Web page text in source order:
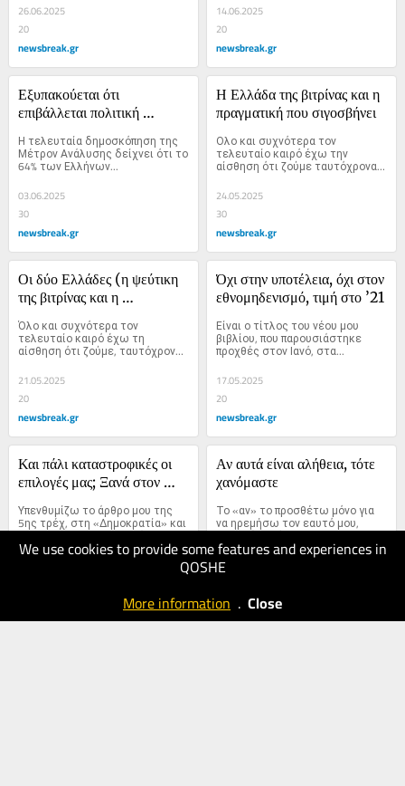
We use cookies to provide some features and experiences in
QOSHE
More information . Close
26.06.2025
20
newsbreak.gr
14.06.2025
20
newsbreak.gr
Εξυπακούεται ότι
επιβάλλεται πολιτική
προϋποθέσεις
Η τελευταία δημοσκόπηση της
Μέτρον Ανάλυσης δείχνει ότι το
64% των Ελλήνων...
03.06.2025
30
newsbreak.gr
Η Ελλάδα της βιτρίνας και η
πραγματική που σιγοσβήνει
Ολο και συχνότερα τον
τελευταίο καιρό έχω την
αίσθηση ότι ζούμε ταυτόχρονα
σε δύο...
24.05.2025
30
newsbreak.gr
Οι δύο Ελλάδες (η ψεύτικη
της βιτρίνας και η
Όλο και συχνότερα τον
τελευταίο καιρό έχω τη
αίσθηση ότι ζούμε, ταυτόχρονα,
σε δύο...
21.05.2025
20
newsbreak.gr
Όχι στην υποτέλεια, όχι στον
εθνομηδενισμό, τιμή στο ’21
Είναι ο τίτλος του νέου μου
βιβλίου, που παρουσιάστηκε
προχθές στον Ιανό, στα...
17.05.2025
20
newsbreak.gr
Και πάλι καταστροφικές οι
επιλογές μας; Ξανά στον
ευκαιρίες μας;
Υπενθυμίζω το άρθρο μου της
5ης τρέχ, στη «Δημοκρατία» και
στο Newsbreak της 4 τρέχ., που...
Αν αυτά είναι αλήθεια, τότε
χανόμαστε
Το «αν» το προσθέτω μόνο για
να ηρεμήσω τον εαυτό μου,
δεδομένου ότι η...
10.05.2025
newsbreak.gr